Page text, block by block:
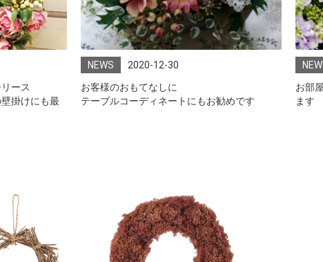
ース
掛けにも最
NEWS
2020-12-30
お客様のおもてなしに
テーブルコーディネートにもお勧めです
お部
ます